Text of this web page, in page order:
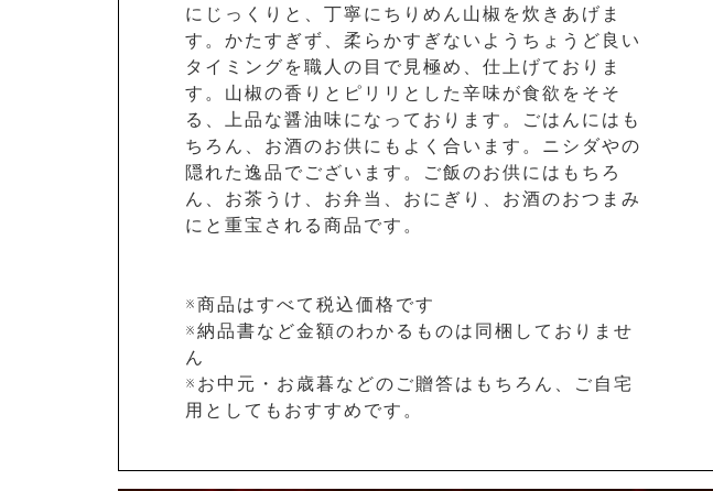
にじっくりと、丁寧にちりめん山椒を炊きあげま
す。かたすぎず、柔らかすぎないようちょうど良い
タイミングを職人の目で見極め、仕上げておりま
す。山椒の香りとピリリとした辛味が食欲をそそ
る、上品な醤油味になっております。ごはんにはも
ちろん、お酒のお供にもよく合います。ニシダやの
隠れた逸品でございます。ご飯のお供にはもちろ
ん、お茶うけ、お弁当、おにぎり、お酒のおつまみ
にと重宝される商品です。
※商品はすべて税込価格です
※納品書など金額のわかるものは同梱しておりませ
ん
※お中元・お歳暮などのご贈答はもちろん、ご自宅
用としてもおすすめです。